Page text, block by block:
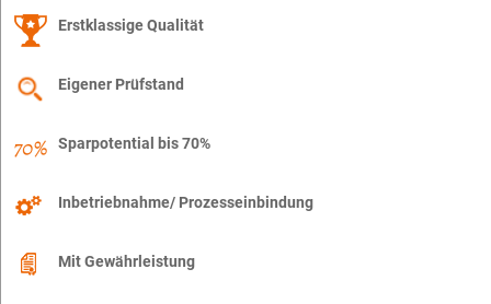
Erstklassige Qualität
Eigener Prüfstand
Sparpotential bis 70%
Inbetriebnahme/ Prozesseinbindung
Mit Gewährleistung